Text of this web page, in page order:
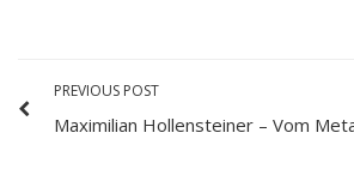
PREVIOUS POST
Maximilian Hollensteiner – Vom